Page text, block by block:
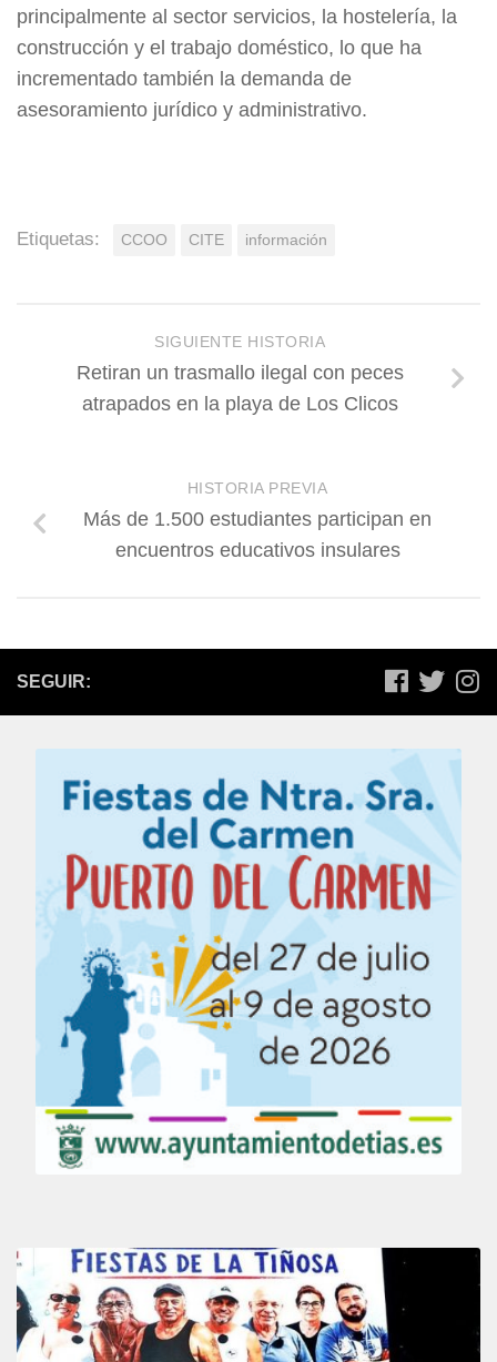
principalmente al sector servicios, la hostelería, la
construcción y el trabajo doméstico, lo que ha
incrementado también la demanda de
asesoramiento jurídico y administrativo.
Etiquetas: CCOO CITE información
SIGUIENTE HISTORIA
Retiran un trasmallo ilegal con peces
atrapados en la playa de Los Clicos
HISTORIA PREVIA
Más de 1.500 estudiantes participan en
encuentros educativos insulares
SEGUIR: